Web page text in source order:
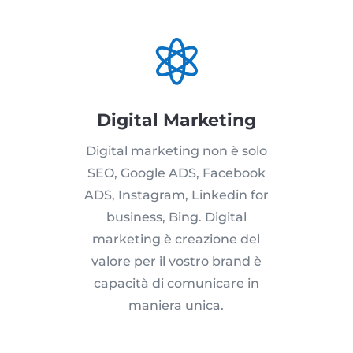

Digital Marketing
Digital marketing non è solo
SEO, Google ADS, Facebook
ADS, Instagram, Linkedin for
business, Bing. Digital
marketing è creazione del
valore per il vostro brand è
capacità di comunicare in
maniera unica.